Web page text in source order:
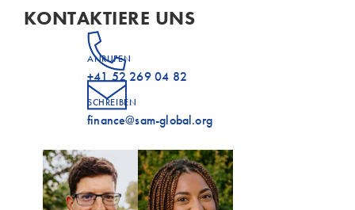
KONTAKTIERE UNS
ANRUFEN
+41 52 269 04 82
SCHREIBEN
finance@sam-global.org